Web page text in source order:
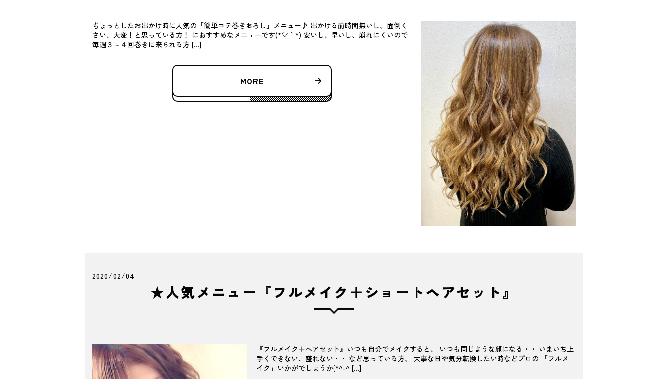
ちょっとしたお出かけ時に人気の「簡単コテ巻きおろし」メニュー♪ 出かける前時間無いし、面倒く
さい、大変！と思っている方！ におすすめなメニューです(*´▽｀*) 安いし、早いし、崩れにくいので
毎週３～４回巻きに来られる方 […]
MORE
2020/02/04
★人気メニュー『フルメイク＋ショートヘアセット』
『フルメイク＋ヘアセット』いつも自分でメイクすると、 いつも同じような顔になる・・ いまいち上
手くできない、盛れない・・ など思っている方、 大事な日や気分転換したい時などプロの 「フルメ
イク」いかがでしょうか(*^-^ […]